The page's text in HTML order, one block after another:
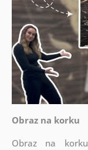
Obraz na korku
Obraz na